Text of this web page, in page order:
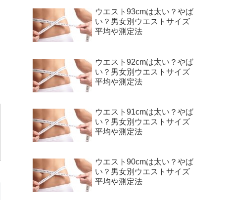
ウエスト93cmは太い？やば
い？男女別ウエストサイズ
平均や測定法
ウエスト92cmは太い？やば
い？男女別ウエストサイズ
平均や測定法
ウエスト91cmは太い？やば
い？男女別ウエストサイズ
平均や測定法
ウエスト90cmは太い？やば
い？男女別ウエストサイズ
平均や測定法